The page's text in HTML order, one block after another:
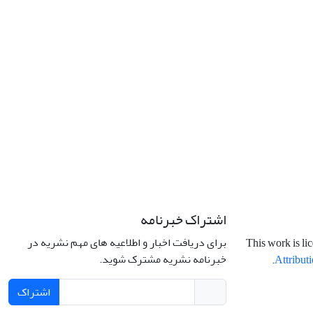
This work is
.
اشتراک خبرنامه
برای دریافت اخبار و اطلاعیه های مهم نشریه در
خبرنامه نشریه مشترک شوید.
اشتراک